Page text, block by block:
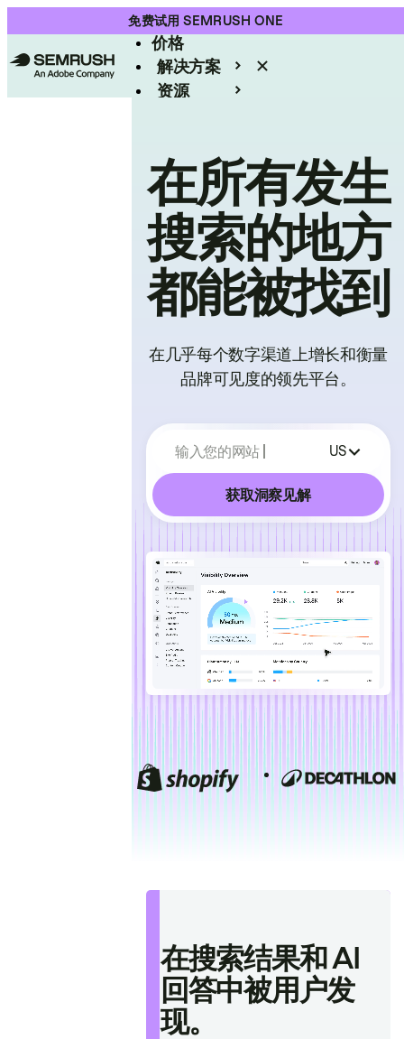
免费试用 SEMRUSH ONE
产品
价格
解决方案
资源
在所有发生
搜索的地方
都能被找到
在几乎每个数字渠道上增长和衡量
品牌可见度的领先平台。
输入您的网站 US
获取洞察见解
在搜索结果和 AI
回答中被用户发
现。